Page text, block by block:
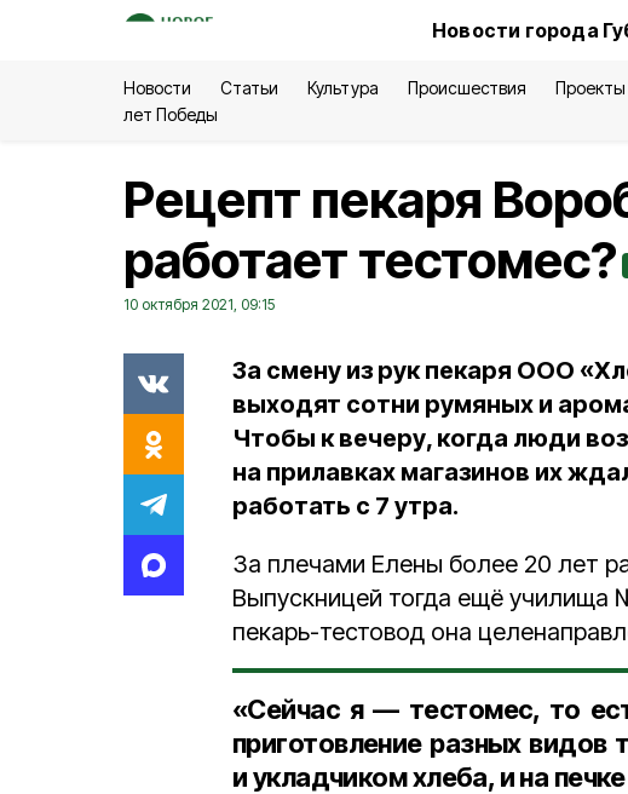
Новости города
Новости Статьи Культура Происшествия Проекты
лет Победы
Рецепт пекаря
работает тестомес?
10 октября 2021, 09:15
За смену из рук пекаря ООО
выходят сотни румяных и
Чтобы к вечеру, когда люди
на прилавках магазинов их
работать с 7 утра.
За плечами Елены более 20 лет
Выпускницей тогда ещё училища
пекарь-тестовод она
«Сейчас я — тестомес, то
приготовление разных видов
и укладчиком хлеба, и на